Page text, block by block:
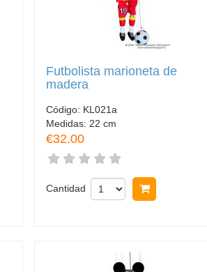
Futbolista marioneta de
madera
Código: KL021a
Medidas: 22 cm
€32.00
Cantidad